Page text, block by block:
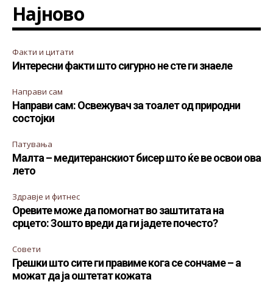
Најново
Факти и цитати
Интересни факти што сигурно не сте ги знаеле
Направи сам
Направи сам: Освежувач за тоалет од природни
состојки
Патувања
Малта – медитеранскиот бисер што ќе ве освои ова
лето
Здравје и фитнес
Оревите може да помогнат во заштитата на
срцето: Зошто вреди да ги јадете почесто?
Совети
Грешки што сите ги правиме кога се сончаме – а
можат да ја оштетат кожата